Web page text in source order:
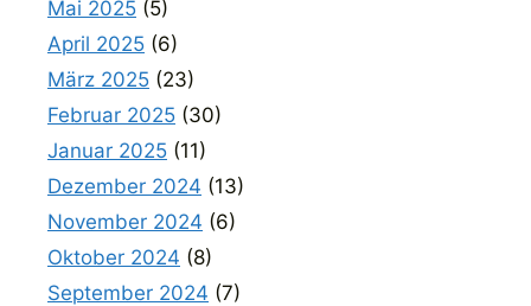
Mai 2025 (5)
April 2025 (6)
März 2025 (23)
Februar 2025 (30)
Januar 2025 (11)
Dezember 2024 (13)
November 2024 (6)
Oktober 2024 (8)
September 2024 (7)